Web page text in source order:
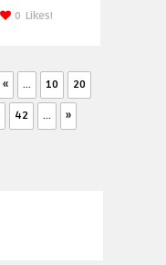
Likes!
0
« ... 10 20
42 ... »